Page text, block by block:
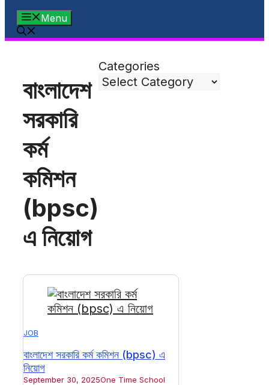
Menu
বাংলাদেশ
সরকারি
কর্ম
কমিশন
(bpsc)
এ নিয়োগ
Categories
JOB
বাংলাদেশ সরকারি কর্ম কমিশন (bpsc) এ
নিয়োগ
September 30, 2025One Time School